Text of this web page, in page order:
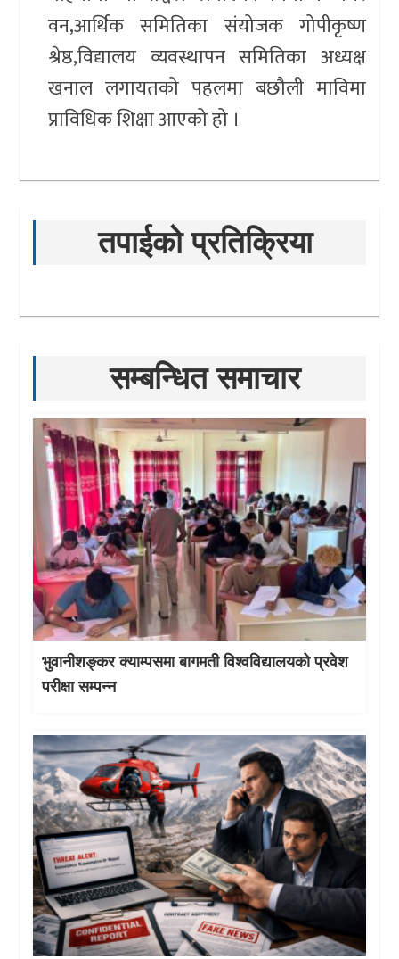
वन,आर्थिक समितिका संयोजक गोपीकृष्ण
श्रेष्ठ,विद्यालय व्यवस्थापन समितिका अध्यक्ष
खनाल लगायतको पहलमा बछौली माविमा
प्राविधिक शिक्षा आएको हो ।
तपाईको प्रतिक्रिया
सम्बन्धित समाचार
भुवानीशङ्कर क्याम्पसमा बागमती विश्वविद्यालयको प्रवेश
परीक्षा सम्पन्न